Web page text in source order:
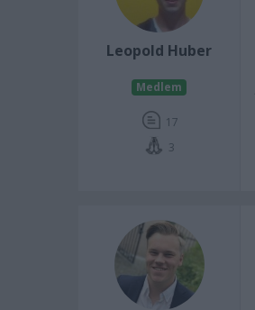
Leopold Huber
Medlem
17
3